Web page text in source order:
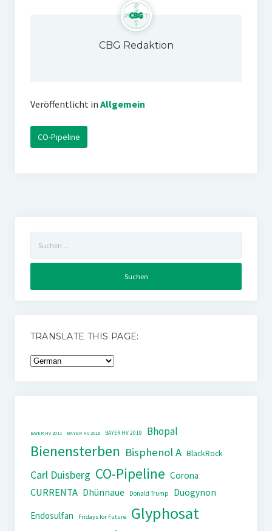
CBG Redaktion
Veröffentlicht in Allgemein
CO-Pipeline
nach:
TRANSLATE THIS PAGE:
BAYER HV 2011 BAYER HV 2018 BAYER HV 2019 Bhopal
Bienensterben Bisphenol A BlackRock
Carl Duisberg CO-Pipeline Corona
CURRENTA Dhünnaue Donald Trump
Duogynon
Endosulfan
Fridays for Future Glyphosat